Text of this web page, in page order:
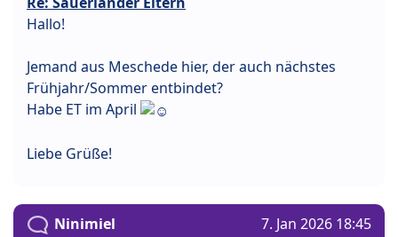
Hallo!
Jemand aus Meschede hier, der auch nächstes
Frühjahr/Sommer entbindet?
Habe ET im April
Liebe Grüße!
Ninimiel 7. Jan 2026 18:45